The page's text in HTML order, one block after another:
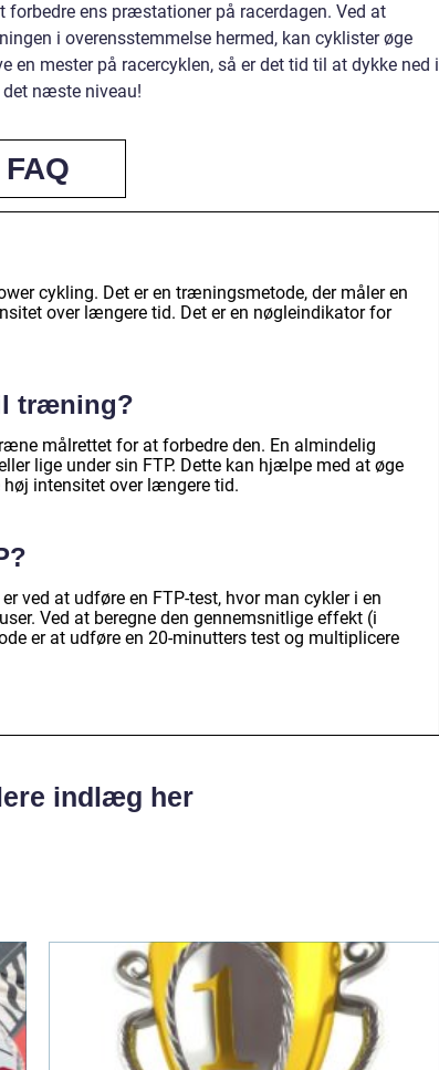
ens præstationer på racerdagen. Ved at
i overensstemmelse hermed, kan cyklister øge
en mester på racercyklen, så er det tid til at dykke ned i
næste niveau!
FAQ
cykling. Det er en træningsmetode, der måler en
over længere tid. Det er en nøgleindikator for
træning?
målrettet for at forbedre den. En almindelig
lige under sin FTP. Dette kan hjælpe med at øge
intensitet over længere tid.
ved at udføre en FTP-test, hvor man cykler i en
Ved at beregne den gennemsnitlige effekt (i
er at udføre en 20-minutters test og multiplicere
indlæg her